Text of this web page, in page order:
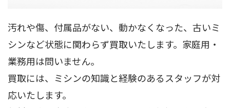
汚れや傷、付属品がない、動かなくなった、古いミ
シンなど状態に関わらず買取いたします。家庭用・
業務用は問いません。
買取には、ミシンの知識と経験のあるスタッフが対
応いたします。